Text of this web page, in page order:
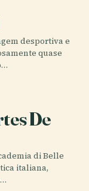
desportiva e
quase
De
di Belle
italiana,